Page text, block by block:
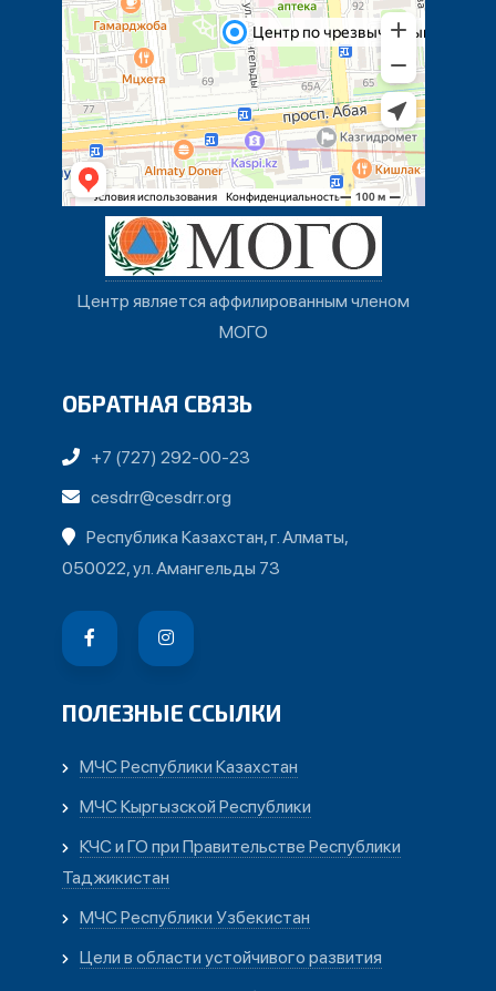
Центр является аффилированным членом
МОГО
ОБРАТНАЯ СВЯЗЬ
+7 (727) 292-00-23
cesdrr@cesdrr.org
Республика Казахстан, г. Алматы,
050022, ул. Амангельды 73
ПОЛЕЗНЫЕ ССЫЛКИ
МЧС Республики Казахстан
МЧС Кыргызской Республики
КЧС и ГО при Правительстве Республики
Таджикистан
МЧС Республики Узбекистан
Цели в области устойчивого развития